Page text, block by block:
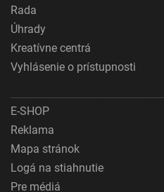
Rada
Úhrady
Kreatívne centrá
Vyhlásenie o prístupnosti
E-SHOP
Reklama
Mapa stránok
Logá na stiahnutie
Pre médiá